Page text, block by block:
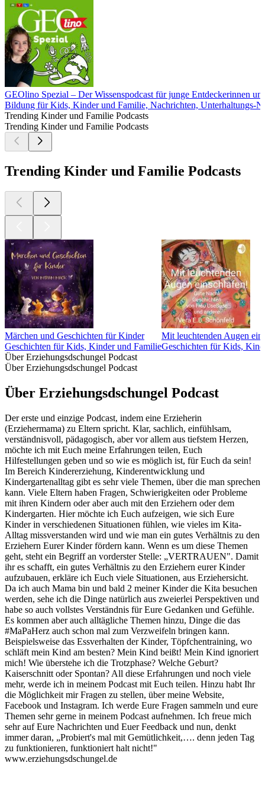
GEOlino Spezial – Der Wissenspodcast für junge Entdeckerinnen
Bildung für Kids, Kinder und Familie, Nachrichten, Unterhaltungs-
Trending Kinder und Familie Podcasts
Trending Kinder und Familie Podcasts
Trending Kinder und Familie Podcasts
Märchen und Geschichten für Kinder
Geschichten für Kids, Kinder und Familie
Mit leuchtenden Augen
Geschichten für Kids,
Über Erziehungsdschungel Podcast
Über Erziehungsdschungel Podcast
Über Erziehungsdschungel Podcast
Der erste und einzige Podcast, indem eine Erzieherin
(Erziehermama) zu Eltern spricht. Klar, sachlich, einfühlsam,
verständnisvoll, pädagogisch, aber vor allem aus tiefstem Herzen,
möchte ich mit Euch meine Erfahrungen teilen, Euch
Hilfestellungen geben und so wie es möglich ist, für Euch da sein!
Im Bereich Kindererziehung, Kinderentwicklung und
Kindergartenalltag gibt es sehr viele Themen, über die man sprechen
kann. Viele Eltern haben Fragen, Schwierigkeiten oder Probleme
mit ihren Kindern oder aber auch mit den Erziehern oder dem
Kindergarten. Hier möchte ich Euch aufzeigen, wie sich Eure
Kinder in verschiedenen Situationen fühlen, wie vieles im Kita-
Alltag missverstanden wird und wie man ein gutes Verhältnis zu den
Erziehern Eurer Kinder fördern kann. Wenn es um diese Themen
geht, steht ein Begriff an vorderster Stelle: „VERTRAUEN". Damit
ihr es schafft, ein gutes Verhältnis zu den Erziehern eurer Kinder
aufzubauen, erkläre ich Euch viele Situationen, aus Erziehersicht.
Da ich auch Mama bin und bald 2 meiner Kinder die Kita besuchen
werden, sehe ich die Dinge natürlich aus zweierlei Perspektiven und
habe so auch vollstes Verständnis für Eure Gedanken und Gefühle.
Es kommen aber auch alltägliche Themen hinzu, Dinge die das
#MaPaHerz auch schon mal zum Verzweifeln bringen kann.
Beispielsweise das Essverhalten der Kinder, Töpfchentraining, wo
schläft mein Kind am besten? Mein Kind beißt! Mein Kind ignoriert
mich! Wie überstehe ich die Trotzphase? Welche Geburt?
Kaiserschnitt oder Spontan? All diese Erfahrungen und noch viele
mehr, werde ich in meinem Podcast mit Euch teilen. Hinzu habt Ihr
die Möglichkeit mir Fragen zu stellen, über meine Website,
Facebook und Instagram. Ich werde Eure Fragen sammeln und eure
Themen sehr gerne in meinem Podcast aufnehmen. Ich freue mich
sehr auf Eure Nachrichten und Euer Feedback und nun, denkt
immer daran, „Probiert's mal mit Gemütlichkeit,…. denn jeden Tag
zu funktionieren, funktioniert halt nicht!"
www.erziehungsdschungel.de